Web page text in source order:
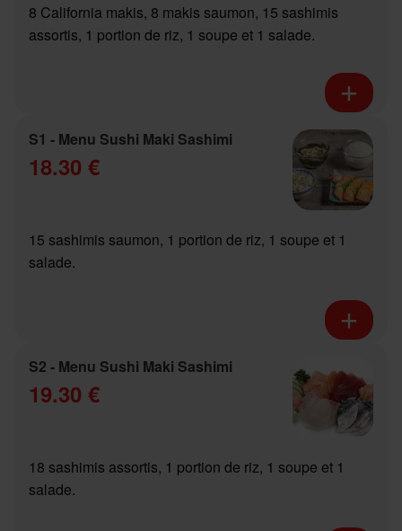
8 California makis, 8 makis saumon, 15 sashimis
assortis, 1 portion de riz, 1 soupe et 1 salade.
S1 - Menu Sushi Maki Sashimi
18.30 €
15 sashimis saumon, 1 portion de riz, 1 soupe et 1
salade.
S2 - Menu Sushi Maki Sashimi
19.30 €
18 sashimis assortis, 1 portion de riz, 1 soupe et 1
salade.